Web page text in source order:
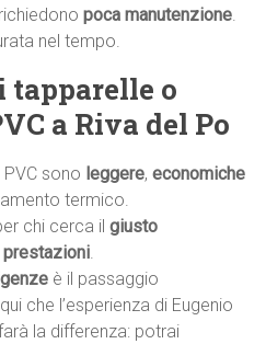
poca manutenzione.
nel tempo.
o
a Riva del Po
sono leggere,economiche
termico.
chi cerca ilgiusto
.
è il passaggio
che l’esperienza di Eugenio
la differenza: potrai